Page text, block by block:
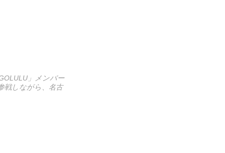
」メンバー
戦しながら、名古